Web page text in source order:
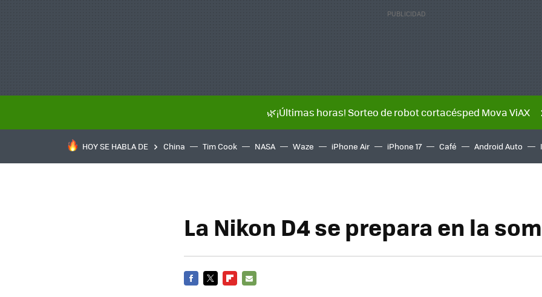
🌿¡Últimas horas! Sorteo de robot cortacésped Mova ViAX
HOY SE HABLA DE China Tim Cook NASA Waze iPhone Air iPhone 17 Café Android Auto
La Nikon D4 se prepara en la